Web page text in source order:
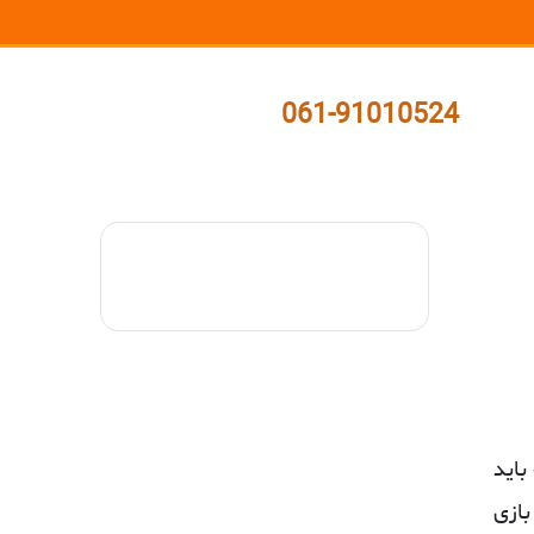
061-91010524